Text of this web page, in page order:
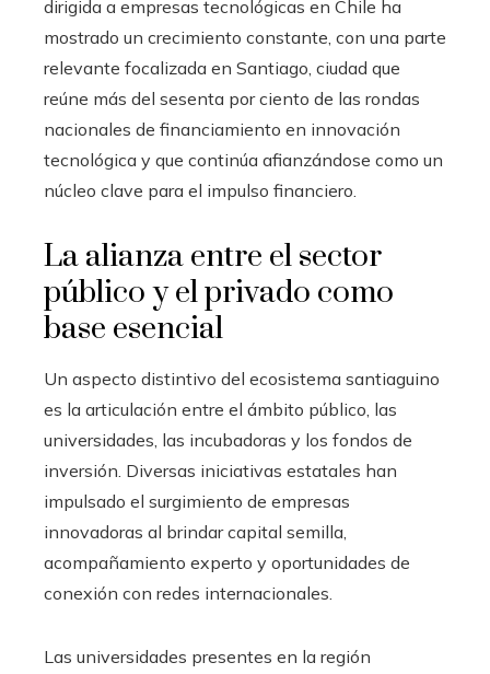
dirigida a empresas tecnológicas en Chile ha
mostrado un crecimiento constante, con una parte
relevante focalizada en Santiago, ciudad que
reúne más del sesenta por ciento de las rondas
nacionales de financiamiento en innovación
tecnológica y que continúa afianzándose como un
núcleo clave para el impulso financiero.
La alianza entre el sector
público y el privado como
base esencial
Un aspecto distintivo del ecosistema santiaguino
es la articulación entre el ámbito público, las
universidades, las incubadoras y los fondos de
inversión. Diversas iniciativas estatales han
impulsado el surgimiento de empresas
innovadoras al brindar capital semilla,
acompañamiento experto y oportunidades de
conexión con redes internacionales.
Las universidades presentes en la región